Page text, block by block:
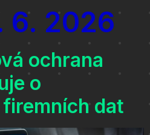
6. 2026
ochrana
o
dat